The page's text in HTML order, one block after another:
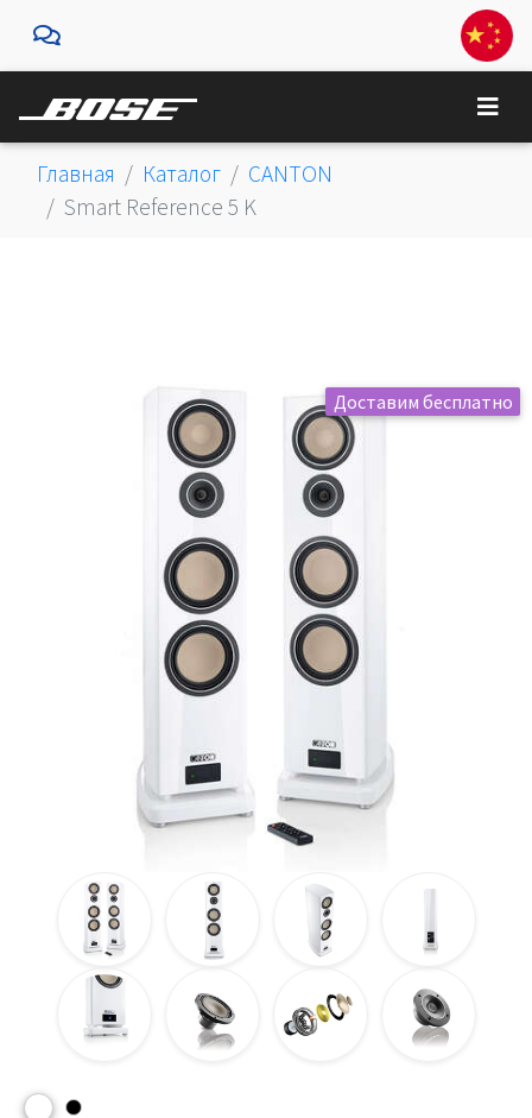
Главная Каталог
CANTON
Smart Reference 5 K
Доставим бесплатно